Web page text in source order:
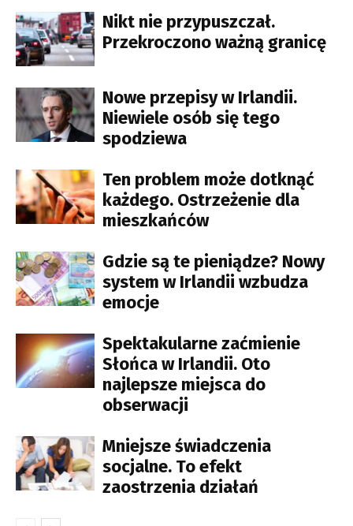
Nikt nie przypuszczał.
Przekroczono ważną granicę
Nowe przepisy w Irlandii.
Niewiele osób się tego
spodziewa
Ten problem może dotknąć
każdego. Ostrzeżenie dla
mieszkańców
Gdzie są te pieniądze? Nowy
system w Irlandii wzbudza
emocje
Spektakularne zaćmienie
Słońca w Irlandii. Oto
najlepsze miejsca do
obserwacji
Mniejsze świadczenia
socjalne. To efekt
zaostrzenia działań